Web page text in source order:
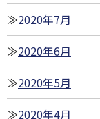
2020年7月
2020年6月
2020年5月
2020年4月